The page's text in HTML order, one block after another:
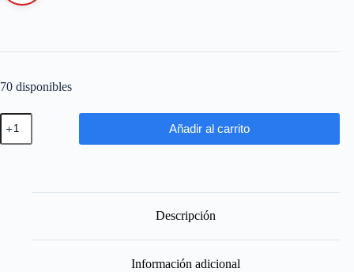
70 disponibles
CAJA
ESTANCA
PLASTICA
Añadir al carrito
Descripción
Información adicional